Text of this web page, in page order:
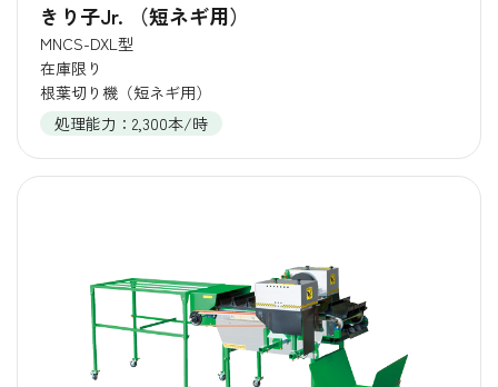
きり子Jr. （短ネギ用）
MNCS-DXL型
在庫限り
根葉切り機（短ネギ用）
処理能力：2,300本/時